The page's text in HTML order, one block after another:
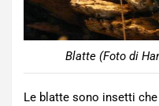
Blatte (Foto di
Le blatte sono insetti